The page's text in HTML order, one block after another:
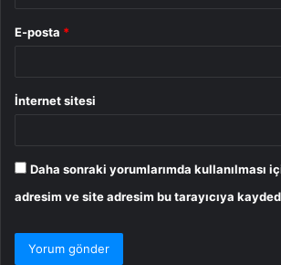
E-posta *
İnternet sitesi
Daha sonraki yorumlarımda kullanılması
adresim ve site adresim bu tarayıcıya